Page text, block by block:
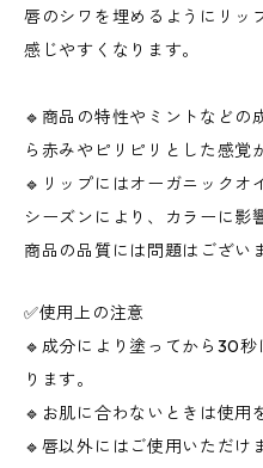
唇のシワを埋めるようにリッ
感じやすくなります。
🔹商品の特性やミントなど
ら赤みやピリピリとした感覚
🔹リップにはオーガニックオ
シーズンにより、カラーに影
商品の品質には問題はござい
✅使用上の注意
🔹成分により塗ってから30
ります。
🔹お肌に合わないときは使用
🔹唇以外にはご使用いただけ